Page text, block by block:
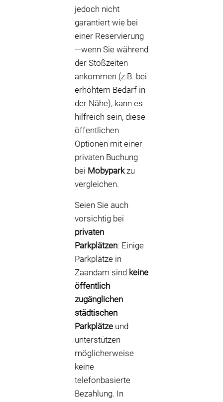
jedoch nicht
garantiert wie bei
einer Reservierung
—wenn Sie während
der Stoßzeiten
ankommen (z.B. bei
erhöhtem Bedarf in
der Nähe), kann es
hilfreich sein, diese
öffentlichen
Optionen mit einer
privaten Buchung
bei Mobyparkzu
vergleichen.
Seien Sie auch
vorsichtig bei
privaten
Parkplätzen: Einige
Parkplätze in
Zaandam sind keine
öffentlich
zugänglichen
städtischen
Parkplätze und
unterstützen
möglicherweise
keine
telefonbasierte
Bezahlung. In